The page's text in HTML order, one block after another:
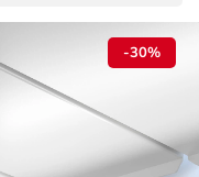
-30%